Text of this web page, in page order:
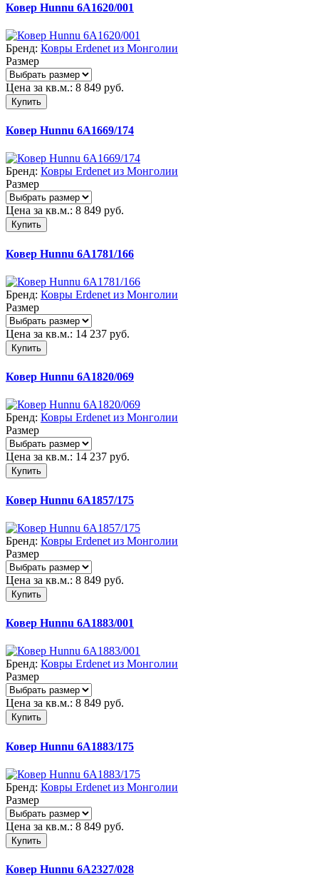
Ковер Hunnu 6A1620/001
Бренд: Ковры Erdenet из Монголии
Размер
Цена за кв.м.: 8 849 руб.
Купить
Ковер Hunnu 6A1669/174
Бренд: Ковры Erdenet из Монголии
Размер
Цена за кв.м.: 8 849 руб.
Купить
Ковер Hunnu 6A1781/166
Бренд: Ковры Erdenet из Монголии
Размер
Цена за кв.м.: 14 237 руб.
Купить
Ковер Hunnu 6A1820/069
Бренд: Ковры Erdenet из Монголии
Размер
Цена за кв.м.: 14 237 руб.
Купить
Ковер Hunnu 6A1857/175
Бренд: Ковры Erdenet из Монголии
Размер
Цена за кв.м.: 8 849 руб.
Купить
Ковер Hunnu 6A1883/001
Бренд: Ковры Erdenet из Монголии
Размер
Цена за кв.м.: 8 849 руб.
Купить
Ковер Hunnu 6A1883/175
Бренд: Ковры Erdenet из Монголии
Размер
Цена за кв.м.: 8 849 руб.
Купить
Ковер Hunnu 6A2327/028